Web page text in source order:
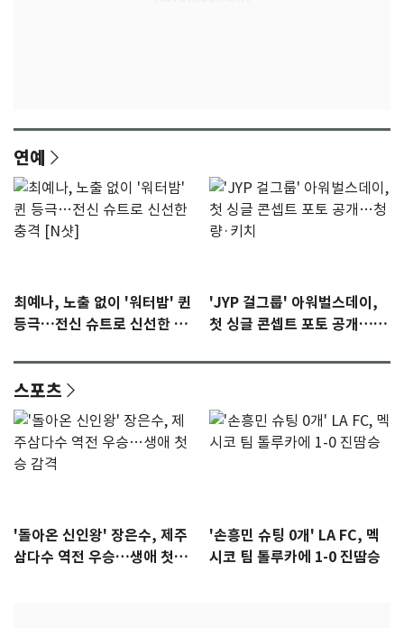
연예
최예나, 노출 없이 '워터밤' 퀸
등극…전신 슈트로 신선한 충
'JYP 걸그룹' 아워벌스데이,
첫 싱글 콘셉트 포토 공개…청
스포츠
'돌아온 신인왕' 장은수, 제주
삼다수 역전 우승…생애 첫승
'손흥민 슈팅 0개' LA FC, 멕
시코 팀 톨루카에 1-0 진땀승